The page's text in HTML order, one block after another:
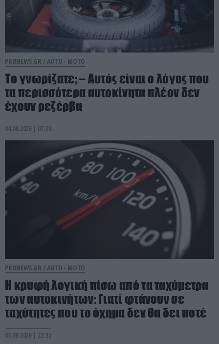
PRONEWS.GR /AUTO - MOTO
Το γνωρίζατε; – Aυτός είναι ο λόγος που
τα περισσότερα αυτοκίνητα πλέον δεν
έχουν ρεζέρβα
04.08.2026 | 07:38
PRONEWS.GR /AUTO - MOTO
Η κρυφή λογική πίσω από τα ταχύμετρα
των αυτοκινήτων: Γιατί φτάνουν σε
ταχύτητες που το όχημα δεν θα δει ποτέ
03.08.2026 | 22:32